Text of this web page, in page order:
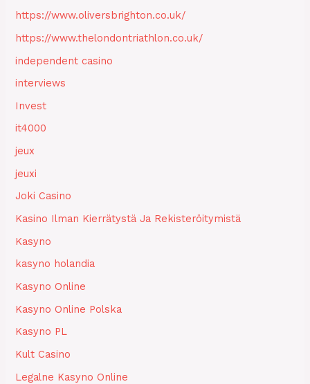
https://www.oliversbrighton.co.uk/
https://www.thelondontriathlon.co.uk/
independent casino
interviews
Invest
it4000
jeux
jeuxi
Joki Casino
Kasino Ilman Kierrätystä Ja Rekisteröitymistä
Kasyno
kasyno holandia
Kasyno Online
Kasyno Online Polska
Kasyno PL
Kult Casino
Legalne Kasyno Online